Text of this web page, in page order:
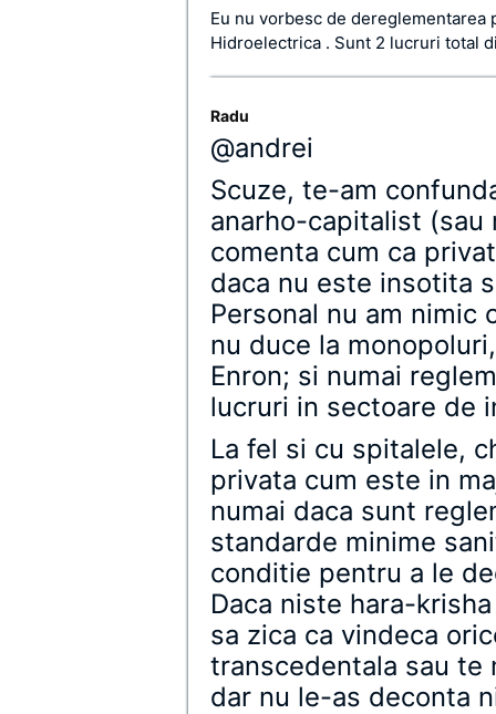
Eu nu vorbesc de
Hidroelectrica . Sunt 2 lucruri total
Radu
@andrei
Scuze, te-am
anarho-capitalist
comenta cum ca
daca nu este insotita
Personal nu am
nu duce la
Enron; si numai
lucruri in sectoare de
La fel si cu spitalele,
privata cum este in
numai daca sunt
standarde minime
conditie pentru a le
Daca niste hara-
sa zica ca vindeca
transcedentala sau te
dar nu le-as deconta